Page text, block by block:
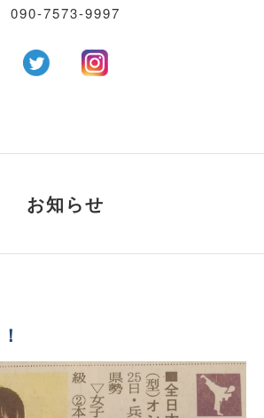
090-7573-9997
お知らせ